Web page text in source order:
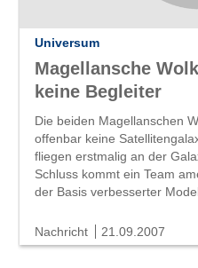
Universum
Magellansche
keine Begleiter
Die beiden Magellanschen
offenbar keine
fliegen erstmalig an der
Schluss kommt ein Team
der Basis verbesserter
Nachricht 21.09.2007